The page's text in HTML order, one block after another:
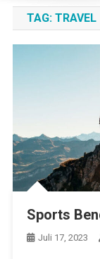
TAG: TRAVEL
Sports
Juli 17, 2023